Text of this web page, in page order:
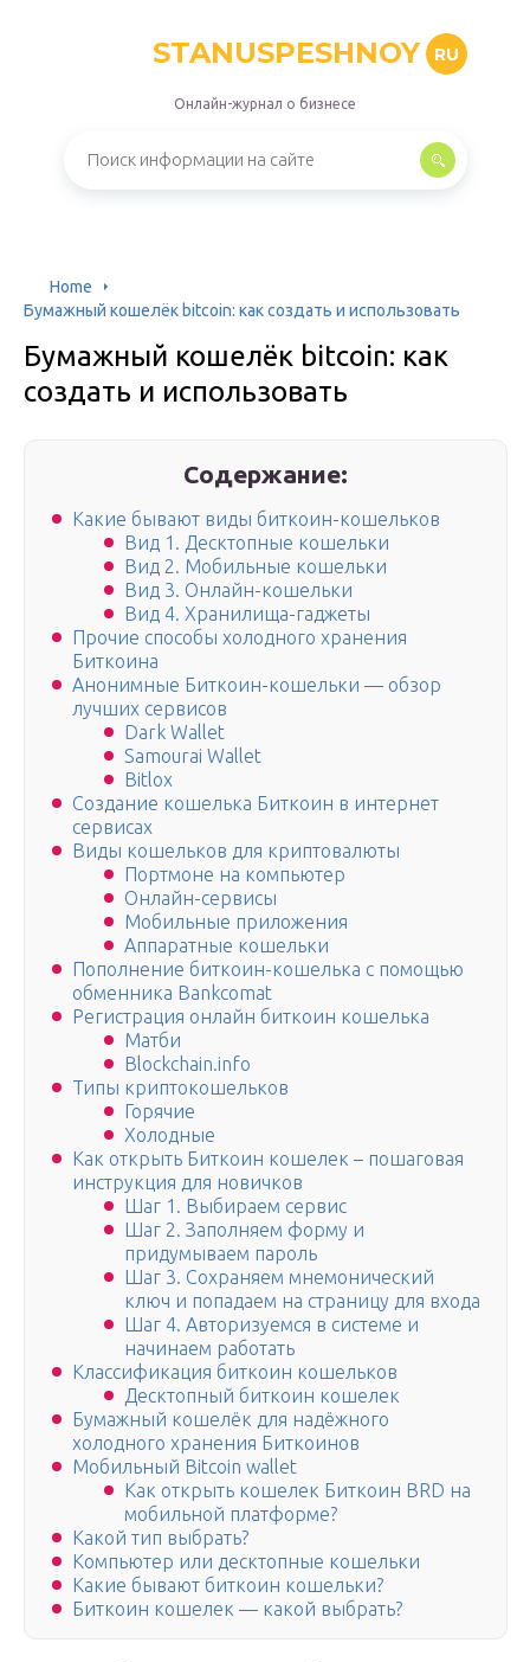
STANUSPESHNOY RU
Онлайн-журнал о бизнесе
Home
Бумажный кошелёк bitcoin: как создать и использовать
Бумажный кошелёк bitcoin: как
создать и использовать
Содержание:
Какие бывают виды биткоин-кошельков
Вид 1. Десктопные кошельки
Вид 2. Мобильные кошельки
Вид 3. Онлайн-кошельки
Вид 4. Хранилища-гаджеты
Прочие способы холодного хранения
Биткоина
Анонимные Биткоин-кошельки — обзор
лучших сервисов
Dark Wallet
Samourai Wallet
Bitlox
Создание кошелька Биткоин в интернет
сервисах
Виды кошельков для криптовалюты
Портмоне на компьютер
Онлайн-сервисы
Мобильные приложения
Аппаратные кошельки
Пополнение биткоин-кошелька с помощью
обменника Bankcomat
Регистрация онлайн биткоин кошелька
Матби
Blockchain.info
Типы криптокошельков
Горячие
Холодные
Как открыть Биткоин кошелек – пошаговая
инструкция для новичков
Шаг 1. Выбираем сервис
Шаг 2. Заполняем форму и
придумываем пароль
Шаг 3. Сохраняем мнемонический
ключ и попадаем на страницу для входа
Шаг 4. Авторизуемся в системе и
начинаем работать
Классификация биткоин кошельков
Десктопный биткоин кошелек
Бумажный кошелёк для надёжного
холодного хранения Биткоинов
Мобильный Bitcoin wallet
Как открыть кошелек Биткоин BRD на
мобильной платформе?
Какой тип выбрать?
Компьютер или десктопные кошельки
Какие бывают биткоин кошельки?
Биткоин кошелек — какой выбрать?